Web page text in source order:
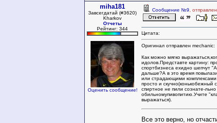
miha181
Завсегдатай (#3620)
Kharkov
Отчеты
Рейтинг: 344
Оценить сообщение!
Сообщение №9 ,
Цитата:
Оригинал отправлен mechanic:
Как можно мягко
идолов.Представте картину:
спортбизнеса ехидно шепчут
дальше?А в это время
или страдающими комплексами
просто и
спиртное не пили сознате-
обильномупивопитию.Учите
выражаться).
Все это верно, но